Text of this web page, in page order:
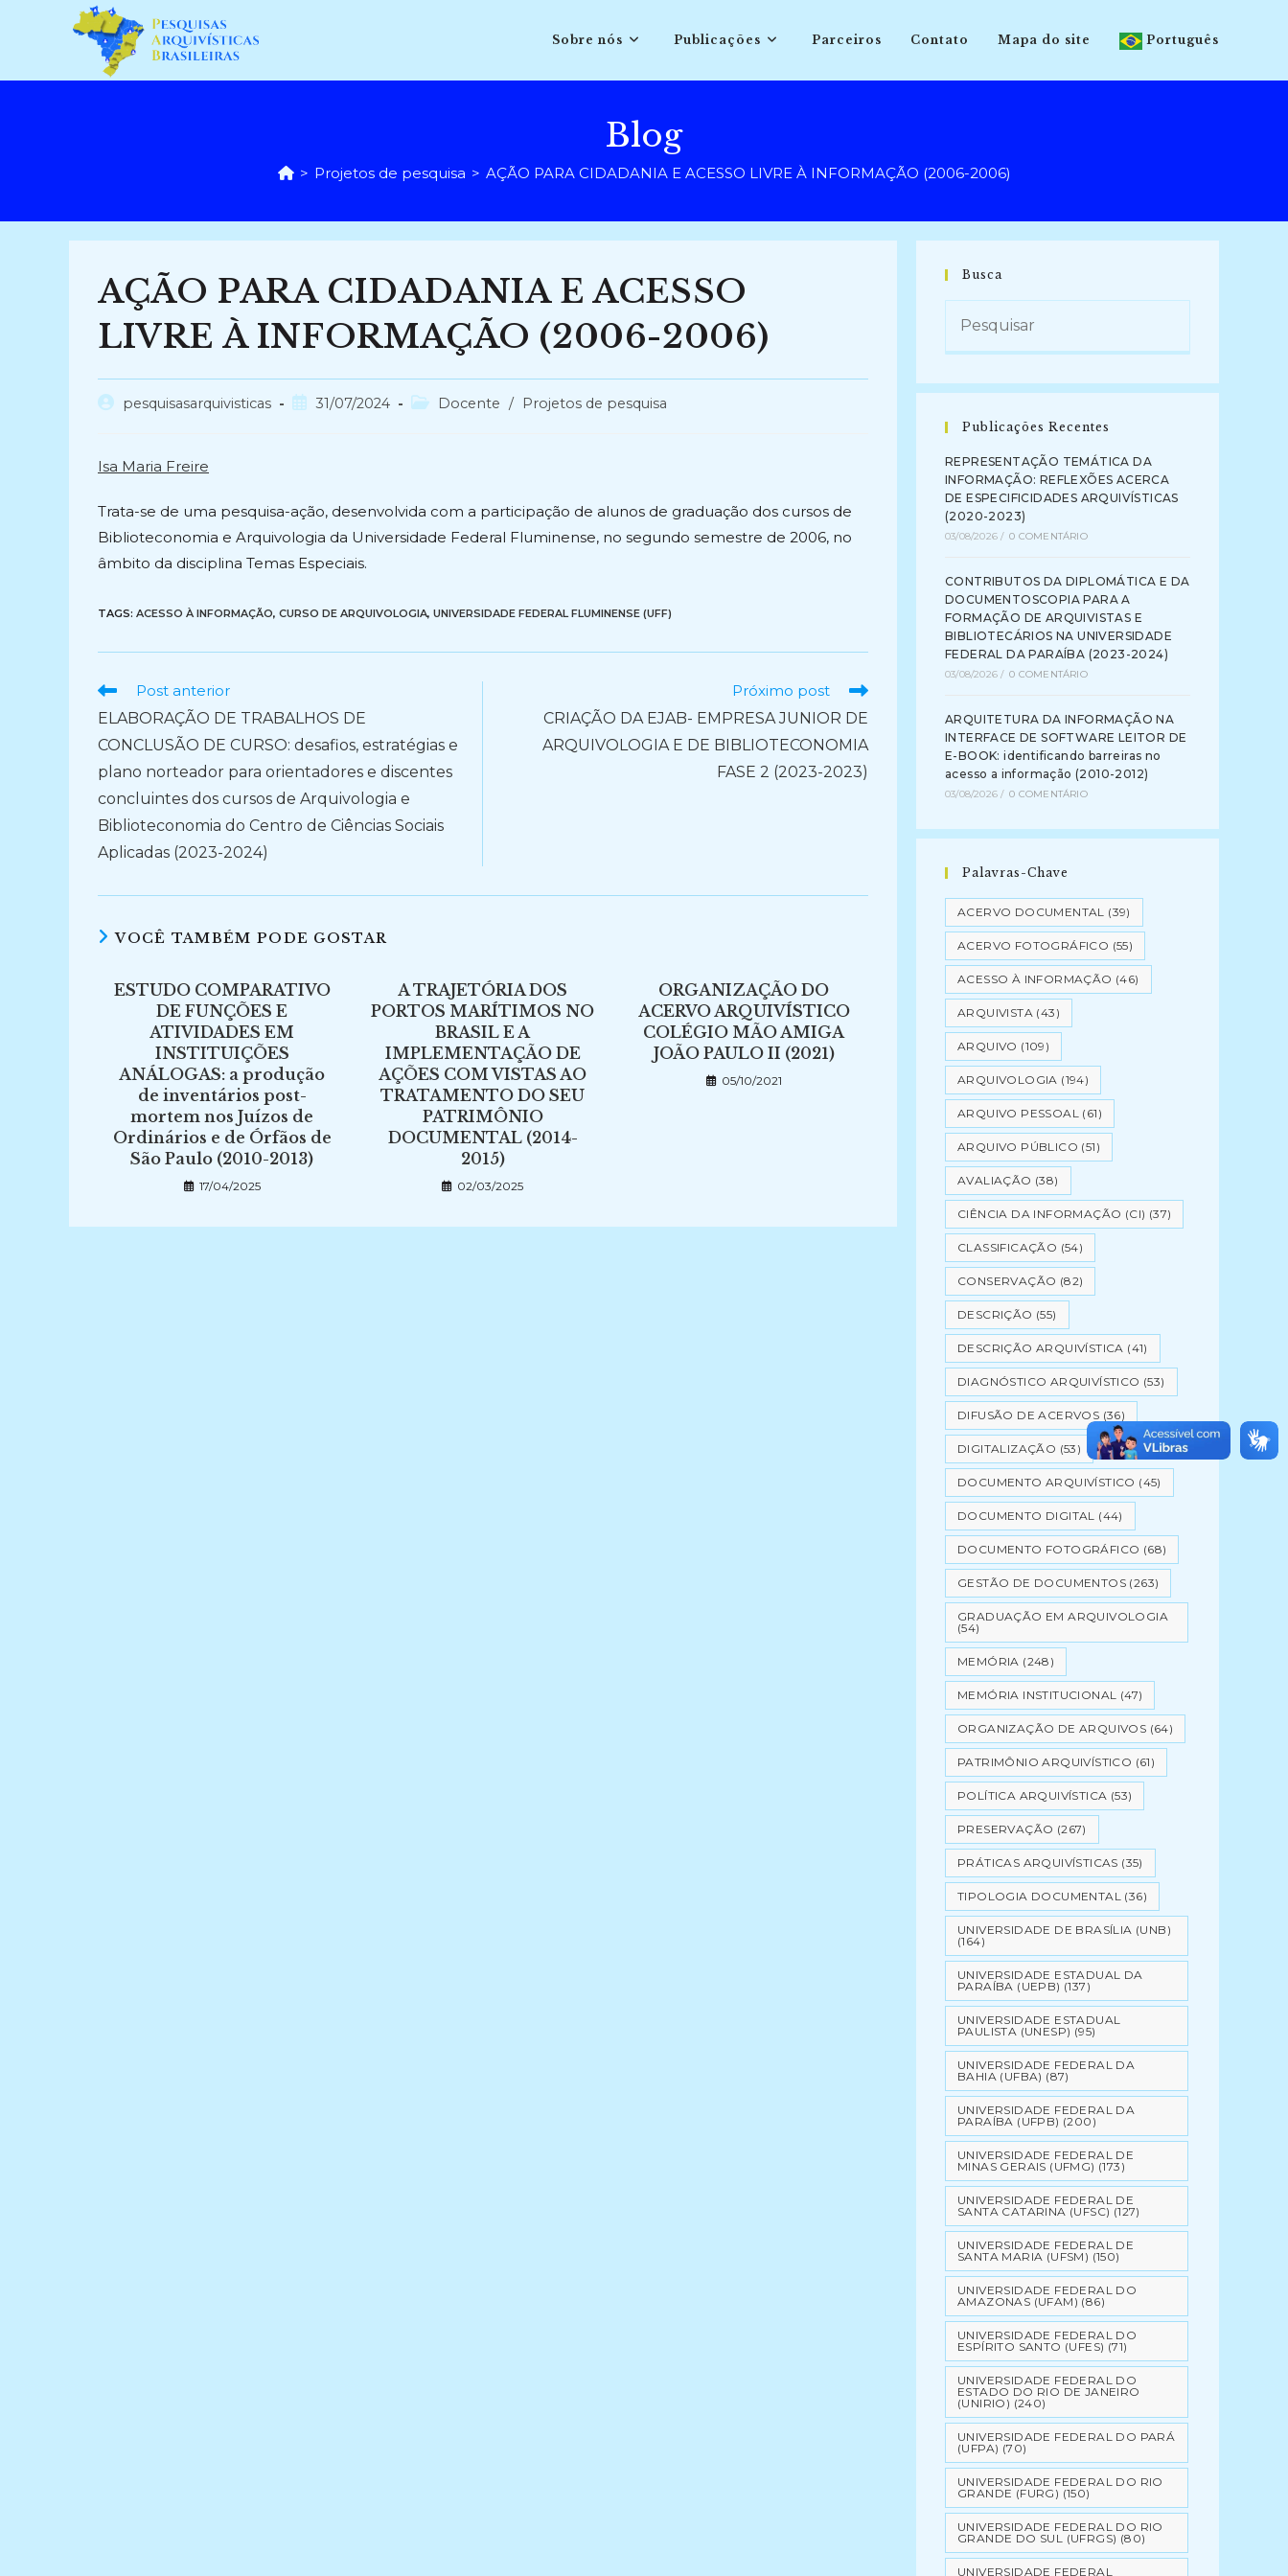
conteúdo
Sobre nós Publicações Parceiros Contato Mapa do site Português
Blog
> Projetos de pesquisa > AÇÃO PARA CIDADANIA E ACESSO LIVRE À INFORMAÇÃO (2006-2006)
AÇÃO PARA CIDADANIA E ACESSO
LIVRE À INFORMAÇÃO (2006-2006)
Autorpesquisasarquivisticas
Post31/07/2024
Categoria
Docente / Projetos de pesquisa
Isa Maria Freire
Trata-se de uma pesquisa-ação, desenvolvida com a participação de alunos de graduação dos cursos de
Biblioteconomia e Arquivologia da Universidade Federal Fluminense, no segundo semestre de 2006, no
âmbito da disciplina Temas Especiais.
TAGS: ACESSO À INFORMAÇÃO, CURSO DE ARQUIVOLOGIA, UNIVERSIDADE FEDERAL FLUMINENSE (UFF)
Ler
artigos
Post anterior
ELABORAÇÃO DE TRABALHOS DE
CONCLUSÃO DE CURSO: desafios, estratégias e
plano norteador para orientadores e discentes
concluintes dos cursos de Arquivologia e
Biblioteconomia do Centro de Ciências Sociais
Aplicadas (2023-2024)
Próximo post
CRIAÇÃO DA EJAB- EMPRESA JUNIOR DE
ARQUIVOLOGIA E DE BIBLIOTECONOMIA
FASE 2 (2023-2023)
VOCÊ TAMBÉM PODE GOSTAR
ESTUDO COMPARATIVO
DE FUNÇÕES E
ATIVIDADES EM
INSTITUIÇÕES
ANÁLOGAS: a produção
de inventários post-
mortem nos Juízos de
Ordinários e de Órfãos de
São Paulo (2010-2013)
17/04/2025
A TRAJETÓRIA DOS
PORTOS MARÍTIMOS NO
BRASIL E A
IMPLEMENTAÇÃO DE
AÇÕES COM VISTAS AO
TRATAMENTO DO SEU
PATRIMÔNIO
DOCUMENTAL (2014-
2015)
02/03/2025
ORGANIZAÇÃO DO
ACERVO ARQUIVÍSTICO
COLÉGIO MÃO AMIGA
JOÃO PAULO II (2021)
05/10/2021
Busca
Publicações Recentes
REPRESENTAÇÃO TEMÁTICA DA
INFORMAÇÃO: REFLEXÕES ACERCA
DE ESPECIFICIDADES ARQUIVÍSTICAS
(2020-2023)
03/08/2026 / 0 COMENTÁRIO
CONTRIBUTOS DA DIPLOMÁTICA E DA
DOCUMENTOSCOPIA PARA A
FORMAÇÃO DE ARQUIVISTAS E
BIBLIOTECÁRIOS NA UNIVERSIDADE
FEDERAL DA PARAÍBA (2023-2024)
03/08/2026 / 0 COMENTÁRIO
ARQUITETURA DA INFORMAÇÃO NA
INTERFACE DE SOFTWARE LEITOR DE
E-BOOK: identificando barreiras no
acesso a informação (2010-2012)
03/08/2026 / 0 COMENTÁRIO
Palavras-Chave
ACERVO DOCUMENTAL (39)
ACERVO FOTOGRÁFICO (55)
ACESSO À INFORMAÇÃO (46)
ARQUIVISTA (43)
ARQUIVO (109)
ARQUIVOLOGIA (194)
ARQUIVO PESSOAL (61)
ARQUIVO PÚBLICO (51)
AVALIAÇÃO (38)
CIÊNCIA DA INFORMAÇÃO (CI) (37)
CLASSIFICAÇÃO (54)
CONSERVAÇÃO (82)
DESCRIÇÃO (55)
DESCRIÇÃO ARQUIVÍSTICA (41)
DIAGNÓSTICO ARQUIVÍSTICO (53)
DIFUSÃO DE ACERVOS (36)
DIGITALIZAÇÃO (53)
DOCUMENTO ARQUIVÍSTICO (45)
DOCUMENTO DIGITAL (44)
DOCUMENTO FOTOGRÁFICO (68)
GESTÃO DE DOCUMENTOS (263)
GRADUAÇÃO EM ARQUIVOLOGIA
(54)
MEMÓRIA (248)
MEMÓRIA INSTITUCIONAL (47)
ORGANIZAÇÃO DE ARQUIVOS (64)
PATRIMÔNIO ARQUIVÍSTICO (61)
POLÍTICA ARQUIVÍSTICA (53)
PRESERVAÇÃO (267)
PRÁTICAS ARQUIVÍSTICAS (35)
TIPOLOGIA DOCUMENTAL (36)
UNIVERSIDADE DE BRASÍLIA (UNB)
(164)
UNIVERSIDADE ESTADUAL DA
PARAÍBA (UEPB) (137)
UNIVERSIDADE ESTADUAL
PAULISTA (UNESP) (95)
UNIVERSIDADE FEDERAL DA
BAHIA (UFBA) (87)
UNIVERSIDADE FEDERAL DA
PARAÍBA (UFPB) (200)
UNIVERSIDADE FEDERAL DE
MINAS GERAIS (UFMG) (173)
UNIVERSIDADE FEDERAL DE
SANTA CATARINA (UFSC) (127)
UNIVERSIDADE FEDERAL DE
SANTA MARIA (UFSM) (150)
UNIVERSIDADE FEDERAL DO
AMAZONAS (UFAM) (86)
UNIVERSIDADE FEDERAL DO
ESPÍRITO SANTO (UFES) (71)
UNIVERSIDADE FEDERAL DO
ESTADO DO RIO DE JANEIRO
(UNIRIO) (240)
UNIVERSIDADE FEDERAL DO PARÁ
(UFPA) (70)
UNIVERSIDADE FEDERAL DO RIO
GRANDE (FURG) (150)
UNIVERSIDADE FEDERAL DO RIO
GRANDE DO SUL (UFRGS) (80)
UNIVERSIDADE FEDERAL